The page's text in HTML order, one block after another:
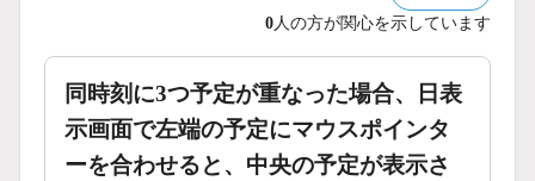
0 人の方が関心を示しています
同時刻に3つ予定が重なった場合、日表
示画面で左端の予定にマウスポインタ
ーを合わせると、中央の予定が表示さ